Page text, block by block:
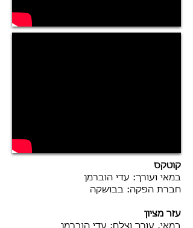
קוטקס
במאי ועורך: עדי הוברמן
חברת הפקה: בבושקה
עזר מציון
במאי, עורך וצלם: עדי הוברמן